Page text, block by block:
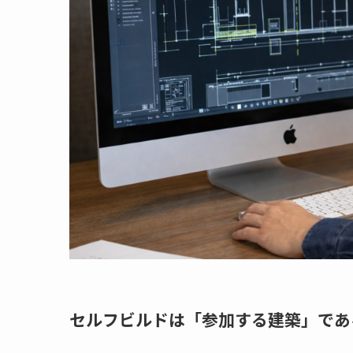
セルフビルドは「参加する建築」で